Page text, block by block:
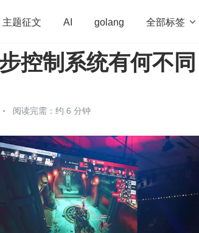
主题征文 AI golang 全部标签 
算法 学习方法 Web3.0 高
控制系统有何不同
阅读完需：约 6 分钟